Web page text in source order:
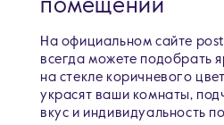
помещений
На официальном сайте
всегда можете подобрать
на стекле коричневого
украсят ваши комнаты,
вкус и индивидуальность